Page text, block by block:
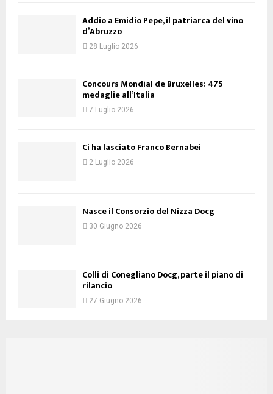
Addio a Emidio Pepe, il patriarca del vino
d’Abruzzo
28 Luglio 2026
Concours Mondial de Bruxelles: 475
medaglie all’Italia
7 Luglio 2026
Ci ha lasciato Franco Bernabei
2 Luglio 2026
Nasce il Consorzio del Nizza Docg
30 Giugno 2026
Colli di Conegliano Docg, parte il piano di
rilancio
27 Giugno 2026